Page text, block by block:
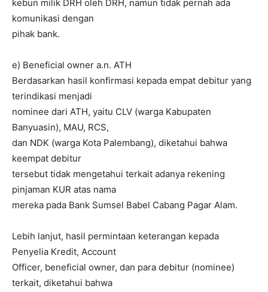
kebun milik DRH oleh DRH, namun tidak pernah ada
komunikasi dengan
pihak bank.
e) Beneficial owner a.n. ATH
Berdasarkan hasil konfirmasi kepada empat debitur yang
terindikasi menjadi
nominee dari ATH, yaitu CLV (warga Kabupaten
Banyuasin), MAU, RCS,
dan NDK (warga Kota Palembang), diketahui bahwa
keempat debitur
tersebut tidak mengetahui terkait adanya rekening
pinjaman KUR atas nama
mereka pada Bank Sumsel Babel Cabang Pagar Alam.
Lebih lanjut, hasil permintaan keterangan kepada
Penyelia Kredit, Account
Officer, beneficial owner, dan para debitur (nominee)
terkait, diketahui bahwa